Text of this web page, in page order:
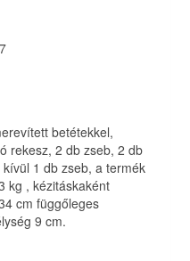
betétekkel,
rekesz, 2 db zseb, 2 db
1 db zseb, a termék
kg , kézitáskaként
cm függőleges
9 cm.